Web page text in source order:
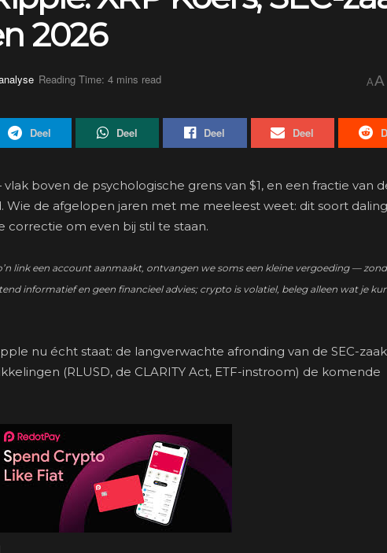
2026
Reading Time: 4 mins read AA
Deel Deel Deel Deel
boven de psychologische grens van $1, en een fractie van
Wie de afgelopen jaren met me meeleest weet: dit soort
correctie om even bij stil te staan.
link een account aanmaakt, ontvangen we soms een kleine vergoeding —
informatief en geen financieel advies; crypto is volatiel, beleg alleen wat je
nu écht staat: de langverwachte afronding van de SEC-
(RLUSD, de CLARITY Act, ETF-instroom) de komende